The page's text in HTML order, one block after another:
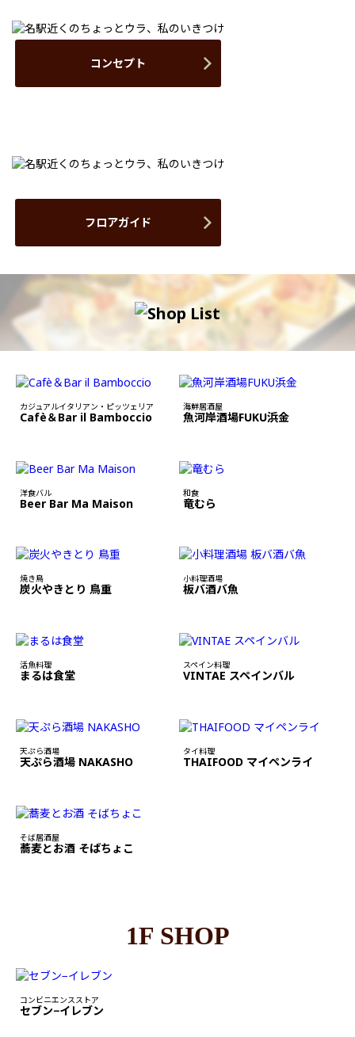
コンセプト
フロアガイド
カジュアルイタリアン・ピッツェリア
Cafè＆Bar il Bamboccio
海鮮居酒屋
魚河岸酒場FUKU浜金
洋食バル
Beer Bar Ma Maison
和食
竜むら
焼き鳥
炭火やきとり 鳥重
小料理酒場
板バ酒バ魚
活魚料理
まるは食堂
スペイン料理
VINTAE スペインバル
天ぷら酒場
天ぷら酒場 NAKASHO
タイ料理
THAIFOOD マイペンライ
そば居酒屋
蕎麦とお酒 そばちょこ
1F SHOP
コンビニエンスストア
セブン−イレブン